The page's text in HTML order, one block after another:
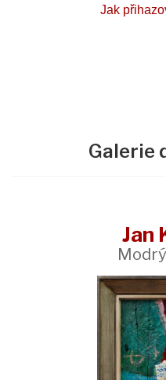
Jak
Galerie
Jan